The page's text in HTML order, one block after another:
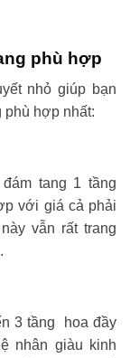
phù hợp
nhỏ giúp bạn
phù hợp nhất:
tang 1 tầng
với giá cả phải
vẫn rất trang
3 tầng hoa đầy
nhân giàu kinh